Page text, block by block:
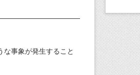
事象が発生すること